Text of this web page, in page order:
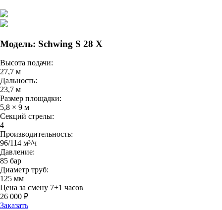
Модель: Schwing S 28 X
Высота подачи:
27,7 м
Дальность:
23,7 м
Размер площадки:
5,8 × 9 м
Секций стрелы:
4
Производительность:
96/114 м³/ч
Давление:
85 бар
Диаметр труб:
125 мм
Цена за смену 7+1 часов
26 000 ₽
Заказать